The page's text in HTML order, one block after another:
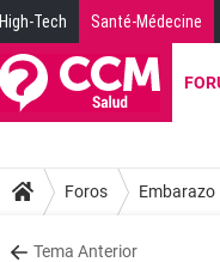
High-Tech Santé-Médecine
Foros Embarazo
Tema Anterior